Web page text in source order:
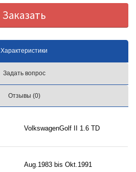
Заказать
Характеристики
Задать вопрос
Отзывы (0)
VolkswagenGolf II 1.6 TD
Aug.1983 bis Okt.1991